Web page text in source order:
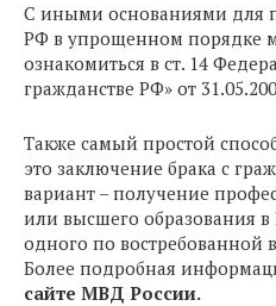
С иными основаниями для
РФ в упрощенном порядке
ознакомиться в ст. 14
гражданстве РФ» от
Также самый простой
это заключение брака с
вариант – получение
или высшего образования
одного по востребованной
Более подробная
сайте МВД России.